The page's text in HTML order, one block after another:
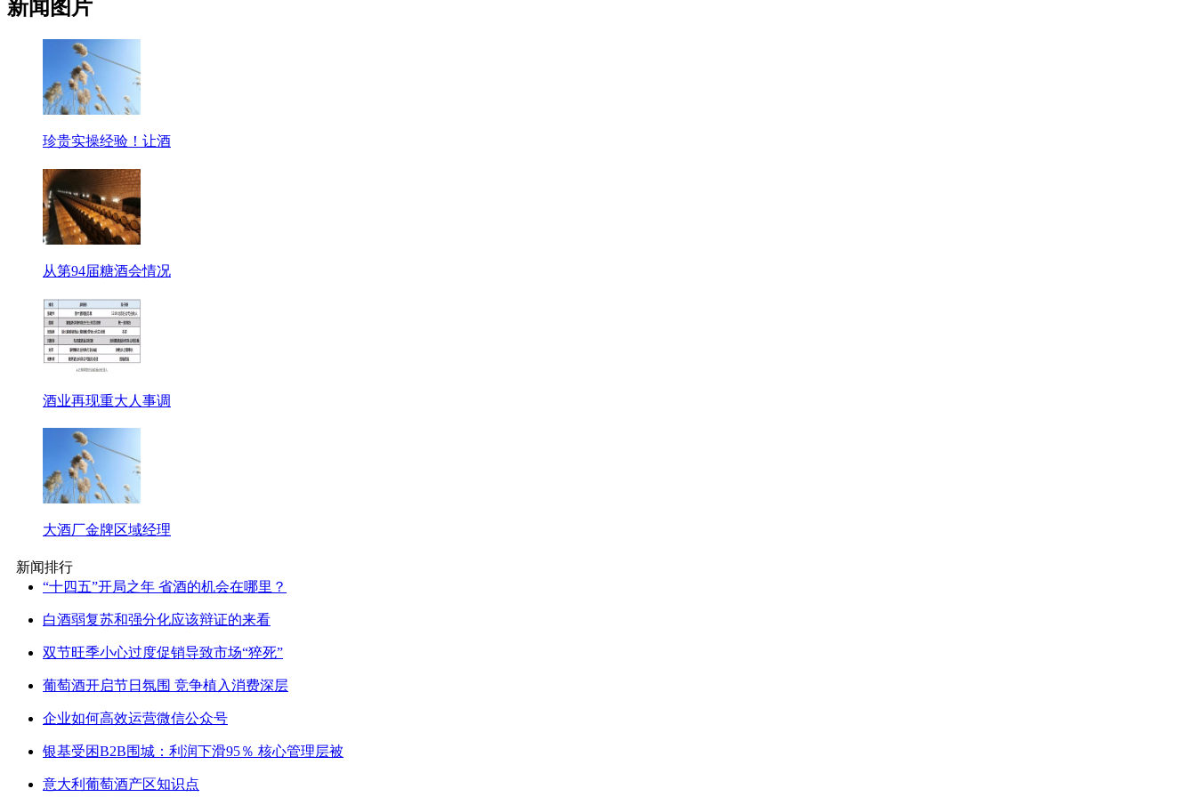
新闻图片
珍贵实操经验！让酒
从第94届糖酒会情况
酒业再现重大人事调
大酒厂金牌区域经理
新闻排行
“十四五”开局之年 省酒的机会在哪里？
白酒弱复苏和强分化应该辩证的来看
双节旺季小心过度促销导致市场“猝死”
葡萄酒开启节日氛围 竞争植入消费深层
企业如何高效运营微信公众号
银基受困B2B围城：利润下滑95％ 核心管理层被
意大利葡萄酒产区知识点